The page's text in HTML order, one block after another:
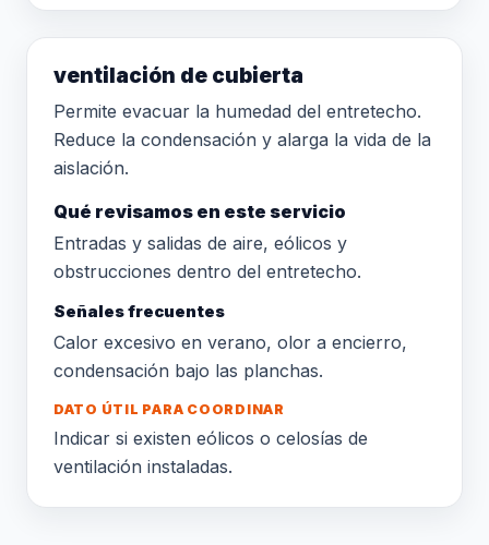
ventilación de cubierta
Permite evacuar la humedad del entretecho.
Reduce la condensación y alarga la vida de la
aislación.
Qué revisamos en este servicio
Entradas y salidas de aire, eólicos y
obstrucciones dentro del entretecho.
Señales frecuentes
Calor excesivo en verano, olor a encierro,
condensación bajo las planchas.
DATO ÚTIL PARA COORDINAR
Indicar si existen eólicos o celosías de
ventilación instaladas.